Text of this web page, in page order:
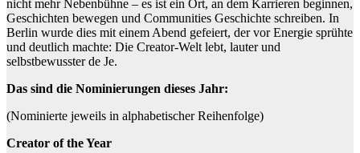
nicht mehr Nebenbühne – es ist ein Ort, an dem Karrieren beginnen,
Geschichten bewegen und Communities Geschichte schreiben. In
Berlin wurde dies mit einem Abend gefeiert, der vor Energie sprühte
und deutlich machte: Die Creator-Welt lebt, lauter und
selbstbewusster de Je.
Das sind die Nominierungen dieses Jahr:
(Nominierte jeweils in alphabetischer Reihenfolge)
Creator of the Year